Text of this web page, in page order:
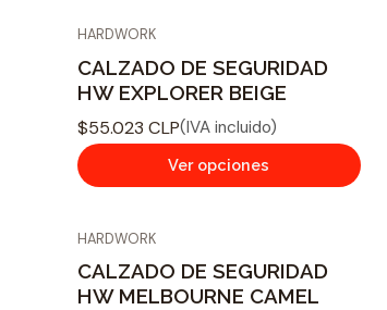
HARDWORK
CALZADO DE SEGURIDAD
HW EXPLORER BEIGE
$55.023 CLP(IVA incluido)
Ver opciones
HARDWORK
CALZADO DE SEGURIDAD
HW MELBOURNE CAMEL